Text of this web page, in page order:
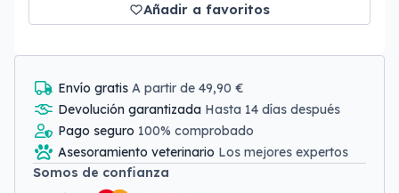
Añadir a favoritos
Envío gratis A partir de 49,90 €
Devolución garantizada Hasta 14 días después
Pago seguro 100% comprobado
Asesoramiento veterinario Los mejores expertos
Somos de confianza